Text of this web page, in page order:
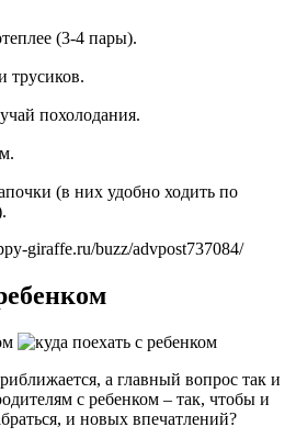
(3-4 пары).
трусиков.
похолодания.
(в них удобно ходить по
giraffe.ru/buzz/advpost737084/
а главный вопрос так и
с ребенком – так, чтобы и
и новых впечатлений?